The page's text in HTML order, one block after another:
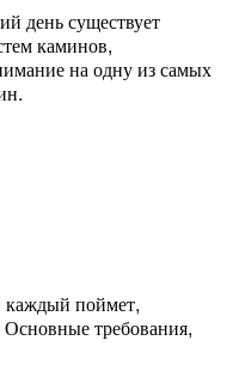
день существует
каминов,
на одну из самых
каждый поймет,
требования,